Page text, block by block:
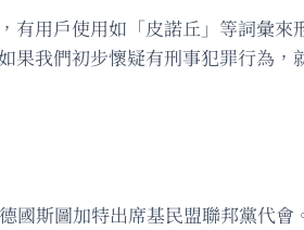
用戶使用如「皮諾丘」等詞彙
我們初步懷疑有刑事犯罪行為
國斯圖加特出席基民盟聯邦黨代會